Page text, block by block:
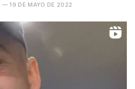
— 19 DE MAYO DE 2022